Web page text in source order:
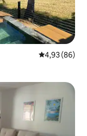
4,93 (86)